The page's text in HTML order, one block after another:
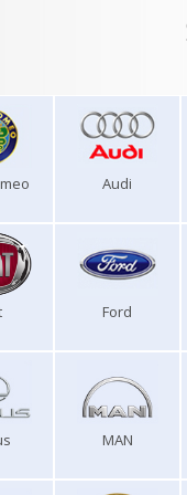
Audi
Ford
MAN